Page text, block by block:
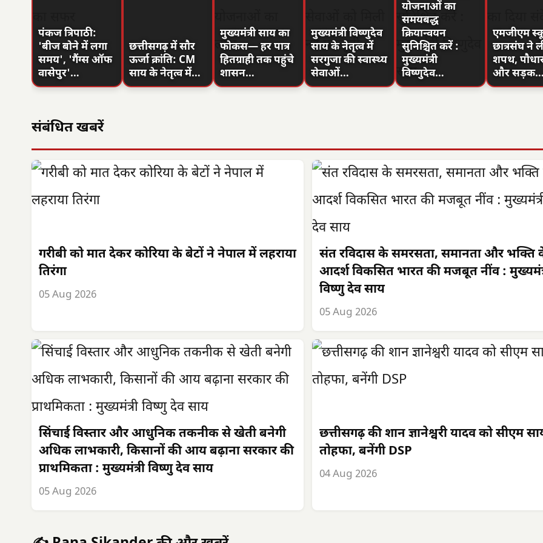
पंकज त्रिपाठी:
'बीज बोने में लगा
समय', 'गैंग्स ऑफ
वासेपुर'…
छत्तीसगढ़ में सौर
ऊर्जा क्रांति: CM
साय के नेतृत्व में…
मुख्यमंत्री साय का
फोकस— हर पात्र
हितग्राही तक पहुंचे
शासन…
मुख्यमंत्री विष्णुदेव
साय के नेतृत्व में
सरगुजा की स्वास्थ्य
सेवाओं…
योजनाओं का
समयबद्ध
क्रियान्वयन
सुनिश्चित करें :
मुख्यमंत्री
विष्णुदेव…
एमजीएम
छात्रसंघ ने
शपथ,
और सड़क…
संबंधित खबरें
गरीबी को मात देकर कोरिया के बेटों ने नेपाल में लहराया
तिरंगा
05 Aug 2026
संत रविदास के समरसता, समानता और भक्ति
आदर्श विकसित भारत की मजबूत नींव :
विष्णु देव साय
05 Aug 2026
सिंचाई विस्तार और आधुनिक तकनीक से खेती बनेगी
अधिक लाभकारी, किसानों की आय बढ़ाना सरकार की
प्राथमिकता : मुख्यमंत्री विष्णु देव साय
05 Aug 2026
छत्तीसगढ़ की शान ज्ञानेश्वरी यादव को सीएम
तोहफा, बनेंगी DSP
04 Aug 2026